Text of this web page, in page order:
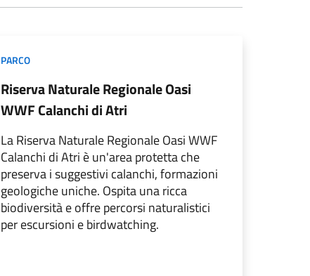
PARCO
Riserva Naturale Regionale Oasi
WWF Calanchi di Atri
La Riserva Naturale Regionale Oasi WWF
Calanchi di Atri è un'area protetta che
preserva i suggestivi calanchi, formazioni
geologiche uniche. Ospita una ricca
biodiversità e offre percorsi naturalistici
per escursioni e birdwatching.